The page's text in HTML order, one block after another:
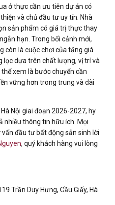
ở thực cần ưu tiên dự án có
và chủ đầu tư uy tín. Nhà
sản phẩm có giá trị thực thay
hạn. Trong bối cảnh mới,
còn là cuộc chơi của tăng giá
lọc dựa trên chất lượng, vị trí và
xem là bước chuyển cần
vững hơn trong trung và dài
Nội giai đoạn 2026-2027, hy
nhiều thông tin hữu ích. Mọi
đầu tư bất động sản sinh lời
, quý khách hàng vui lòng
Trần Duy Hưng, Cầu Giấy, Hà